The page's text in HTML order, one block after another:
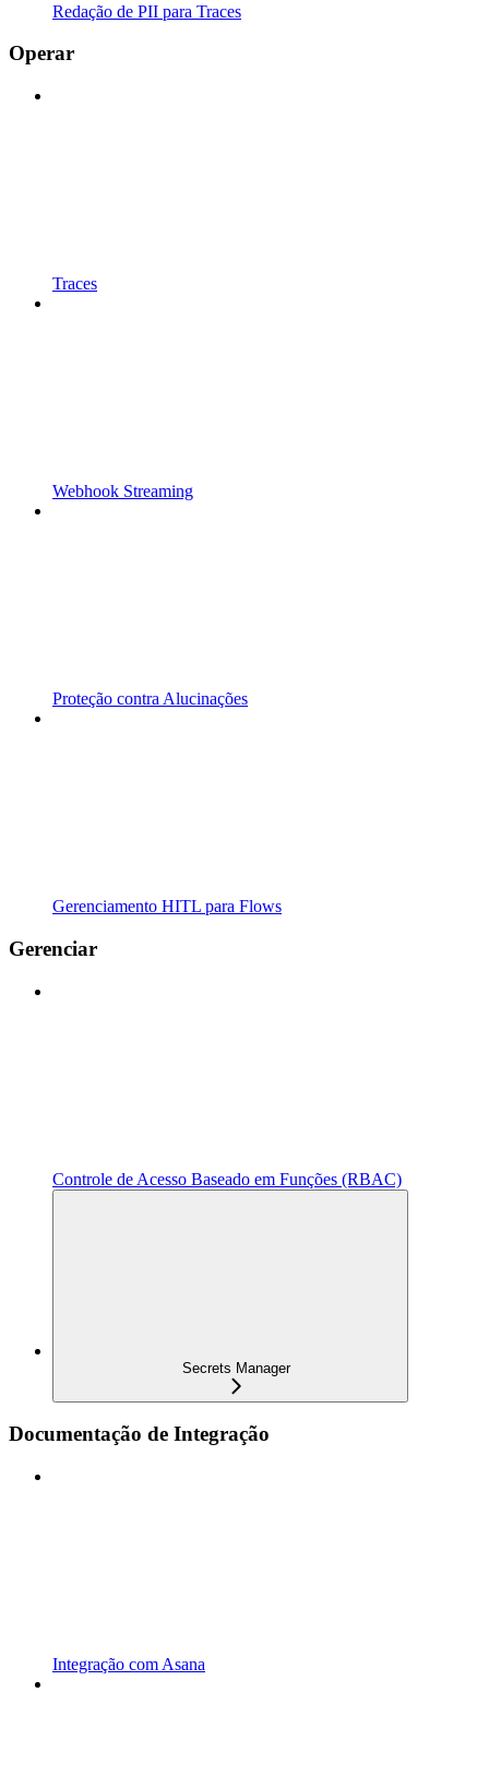
Redação de PII para Traces
Operar
Traces
Webhook Streaming
Proteção contra Alucinações
Gerenciamento HITL para Flows
Gerenciar
Controle de Acesso Baseado em Funções (RBAC)
Secrets Manager
Documentação de Integração
Integração com Asana